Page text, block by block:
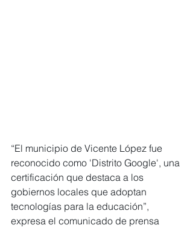
“El municipio de Vicente López fue
reconocido como 'Distrito Google', una
certificación que destaca a los
gobiernos locales que adoptan
tecnologías para la educación”,
expresa el comunicado de prensa